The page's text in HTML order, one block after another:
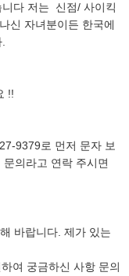
다 저는 신점/ 사이킥
신 자녀분이든 한국에
!!
9379로 먼저 문자 보
의라고 연락 주시면
바랍니다. 제가 있는
여 궁금하신 사항 문의